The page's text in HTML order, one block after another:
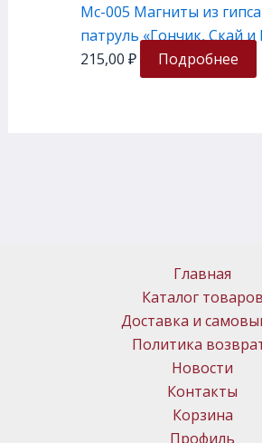
Мс-005 Магниты из
патруль «Гончик, Скай
215,00 ₽ Подробнее
Главная
Каталог товаров
Доставка и
Политика
Новости
Контакты
Корзина
Профиль